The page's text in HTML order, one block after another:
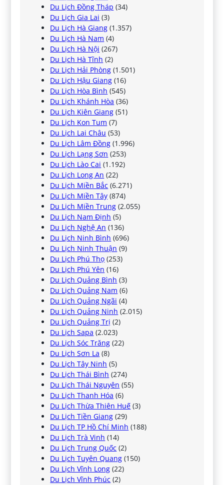
Du Lịch Đồng Tháp (34)
Du Lịch Gia Lai (3)
Du Lịch Hà Giang (1.357)
Du Lịch Hà Nam (4)
Du Lịch Hà Nội (267)
Du Lịch Hà Tĩnh (2)
Du Lịch Hải Phòng (1.501)
Du Lịch Hậu Giang (16)
Du Lịch Hòa Bình (545)
Du Lịch Khánh Hòa (36)
Du Lịch Kiên Giang (51)
Du Lịch Kon Tum (7)
Du Lịch Lai Châu (53)
Du Lịch Lâm Đồng (1.996)
Du Lịch Lạng Sơn (253)
Du Lịch Lào Cai (1.192)
Du Lịch Long An (22)
Du Lịch Miền Bắc (6.271)
Du Lịch Miền Tây (874)
Du Lịch Miền Trung (2.055)
Du Lịch Nam Định (5)
Du Lịch Nghệ An (136)
Du Lịch Ninh Bình (696)
Du Lịch Ninh Thuận (9)
Du Lịch Phú Thọ (253)
Du Lịch Phú Yên (16)
Du Lịch Quảng Bình (3)
Du Lịch Quảng Nam (6)
Du Lịch Quảng Ngãi (4)
Du Lịch Quảng Ninh (2.015)
Du Lịch Quảng Trị (2)
Du Lịch Sapa (2.023)
Du Lịch Sóc Trăng (22)
Du Lịch Sơn La (8)
Du Lịch Tây Ninh (5)
Du Lịch Thái Bình (274)
Du Lịch Thái Nguyên (55)
Du Lịch Thanh Hóa (6)
Du Lịch Thừa Thiên Huế (3)
Du Lịch Tiền Giang (29)
Du Lịch TP Hồ Chí Minh (188)
Du Lịch Trà Vinh (14)
Du Lịch Trung Quốc (2)
Du Lịch Tuyên Quang (150)
Du Lịch Vĩnh Long (22)
Du Lịch Vĩnh Phúc (2)